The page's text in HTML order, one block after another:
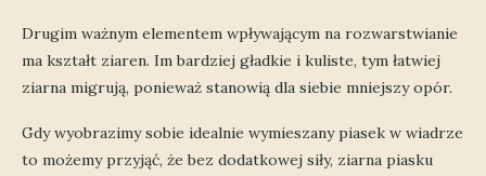
Drugim ważnym elementem wpływającym na rozwarstwianie
ma kształt ziaren. Im bardziej gładkie i kuliste, tym łatwiej
ziarna migrują, ponieważ stanowią dla siebie mniejszy opór.
Gdy wyobrazimy sobie idealnie wymieszany piasek w wiadrze
to możemy przyjąć, że bez dodatkowej siły, ziarna piasku